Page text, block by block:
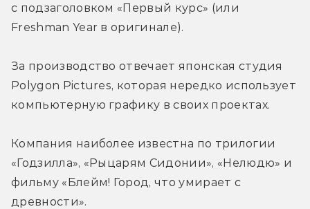
с подзаголовком «Первый курс» (или
Freshman Year в оригинале).
За производство отвечает японская студия
Polygon Pictures, которая нередко использует
компьютерную графику в своих проектах.
Компания наиболее известна по трилогии
«Годзилла», «Рыцарям Сидонии», «Нелюдю» и
фильму «Блейм! Город, что умирает с
древности».